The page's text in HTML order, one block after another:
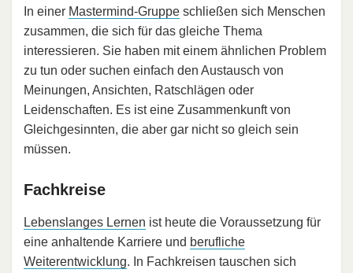
In einer Mastermind-Gruppe schließen sich Menschen
zusammen, die sich für das gleiche Thema
interessieren. Sie haben mit einem ähnlichen Problem
zu tun oder suchen einfach den Austausch von
Meinungen, Ansichten, Ratschlägen oder
Leidenschaften. Es ist eine Zusammenkunft von
Gleichgesinnten, die aber gar nicht so gleich sein
müssen.
Fachkreise
Lebenslanges Lernen ist heute die Voraussetzung für
eine anhaltende Karriere und berufliche
Weiterentwicklung. In Fachkreisen tauschen sich